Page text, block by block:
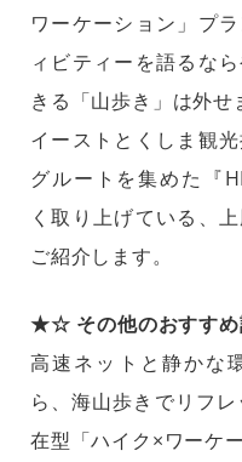
ワーケーション」プ
ィビティーを語るな
きる「山歩き」は外せ
イーストとくしま観
グルートを集めた『
く取り上げている、
ご紹介します。
★☆ その他のおすす
高速ネットと静かな
ら、海山歩きでリフ
在型「ハイク×ワー